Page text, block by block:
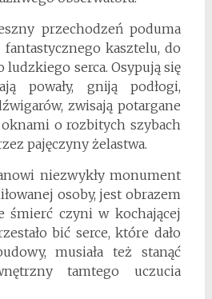
przechodzeń poduma
kasztelu, do
serca. Osypują się
powały, gniją podłogi,
zwisają potargane
o rozbitych szybach
pajęczyny żelastwa.
niezwykły monument
osoby, jest obrazem
śmierć czyni w kochającej
bić serce, które dało
musiała też stanąć
tamtego uczucia